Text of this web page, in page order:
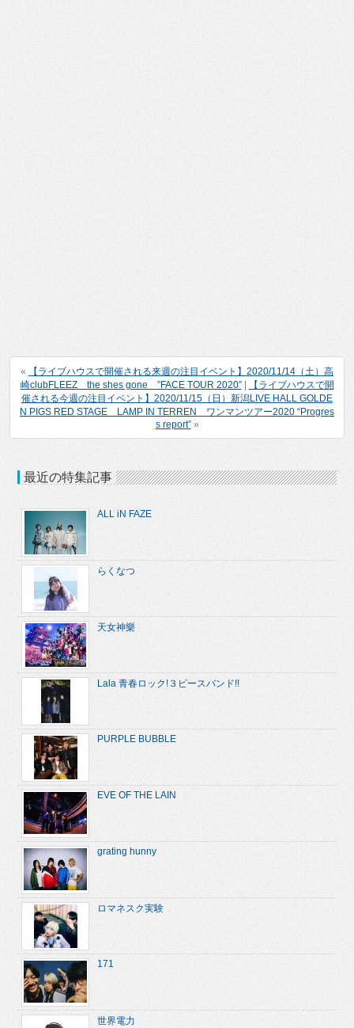
«
【ライブハウスで開催される来週の注目イベント】2020/11/14（土）高
崎clubFLEEZ the shes gone ”FACE TOUR 2020”|
【ライブハウスで開
催される今週の注目イベント】2020/11/15（日）新潟LIVE HALL GOLDE
N PIGS RED STAGE LAMP IN TERREN ワンマンツアー2020 “Progres
s report”»
最近の特集記事
ALL iN FAZE
らくなつ
天女神樂
Lala 青春ロック!３ピースバンド!!
PURPLE BUBBLE
EVE OF THE LAIN
grating hunny
ロマネスク実験
171
世界電力